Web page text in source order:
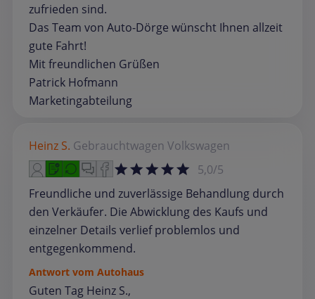
zufrieden sind.
Das Team von Auto-Dörge wünscht Ihnen allzeit
gute Fahrt!
Mit freundlichen Grüßen
Patrick Hofmann
Marketingabteilung
Heinz S. Gebrauchtwagen Volkswagen
5,0/5
Freundliche und zuverlässige Behandlung durch
den Verkäufer. Die Abwicklung des Kaufs und
einzelner Details verlief problemlos und
entgegenkommend.
Antwort vom Autohaus
Guten Tag Heinz S.,